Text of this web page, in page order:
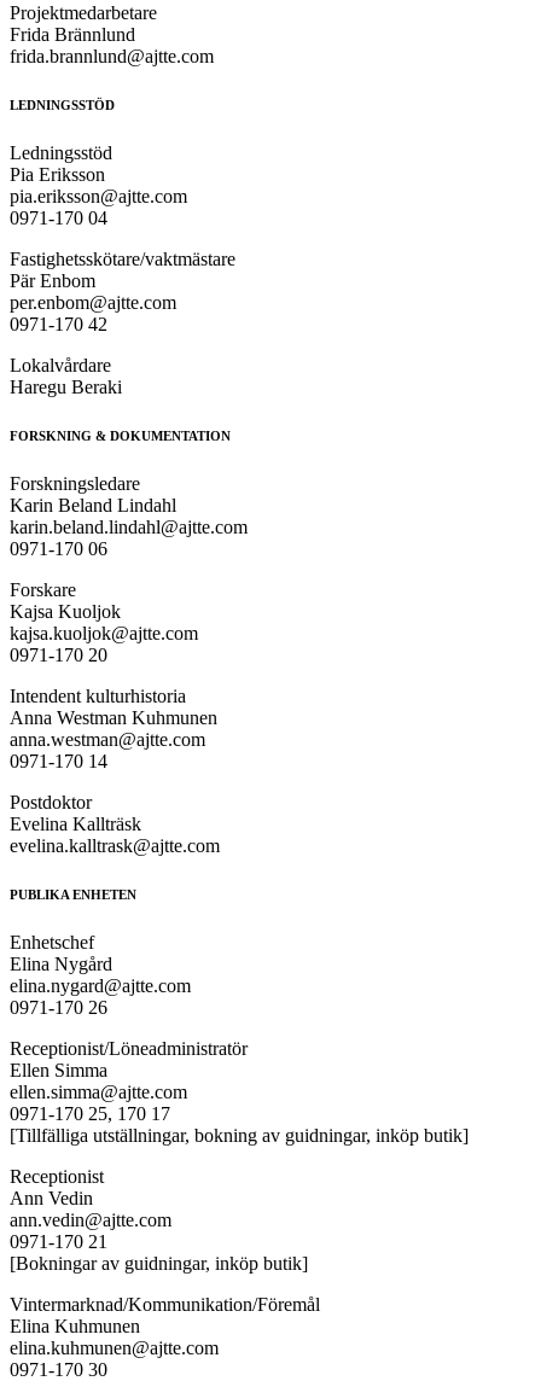
Projektmedarbetare
Frida Brännlund
frida.brannlund@ajtte.com
LEDNINGSSTÖD
Ledningsstöd
Pia Eriksson
pia.eriksson@ajtte.com
0971-170 04
Fastighetsskötare/vaktmästare
Pär Enbom
per.enbom@ajtte.com
0971-170 42
Lokalvårdare
Haregu Beraki
FORSKNING & DOKUMENTATION
Forskningsledare
Karin Beland Lindahl
karin.beland.lindahl@ajtte.com
0971-170 06
Forskare
Kajsa Kuoljok
kajsa.kuoljok@ajtte.com
0971-170 20
Intendent kulturhistoria
Anna Westman Kuhmunen
anna.westman@ajtte.com
0971-170 14
Postdoktor
Evelina Kallträsk
evelina.kalltrask@ajtte.com
PUBLIKA ENHETEN
Enhetschef
Elina Nygård
elina.nygard@ajtte.com
0971-170 26
Receptionist/Löneadministratör
Ellen Simma
ellen.simma@ajtte.com
0971-170 25, 170 17
[Tillfälliga utställningar, bokning av guidningar, inköp butik]
Receptionist
Ann Vedin
ann.vedin@ajtte.com
0971-170 21
[Bokningar av guidningar, inköp butik]
Vintermarknad/Kommunikation/Föremål
Elina Kuhmunen
elina.kuhmunen@ajtte.com
0971-170 30